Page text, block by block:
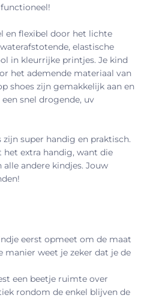
en flexibel door het lichte
elastische
in kleurrijke printjes. Je kind
het ademende materiaal van
shoes zijn gemakkelijk aan en
snel drogende, uv
super handig en praktisch.
extra handig, want die
andere kindjes. Jouw
eerst opmeet om de maat
manier weet je zeker dat je de
een beetje ruimte over
rondom de enkel blijven de